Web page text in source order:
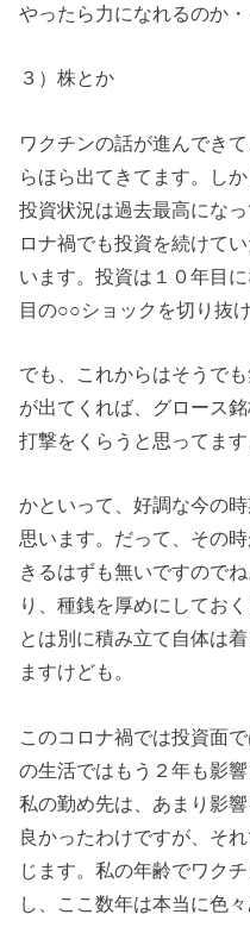
やったら力になれるのか・
３）株とか
ワクチンの話が進んでき
らほら出てきてます。し
投資状況は過去最高にな
ロナ禍でも投資を続けて
います。投資は１０年目
目の○○ショックを切り抜
でも、これからはそうで
が出てくれば、グロース
打撃をくらうと思ってます
かといって、好調な今の
思います。だって、その
きるはずも無いですので
り、種銭を厚めにしてお
とは別に積み立て自体は
ますけども。
このコロナ禍では投資面
の生活ではもう２年も影
私の勤め先は、あまり影
良かったわけですが、そ
じます。私の年齢でワク
し、ここ数年は本当に色々